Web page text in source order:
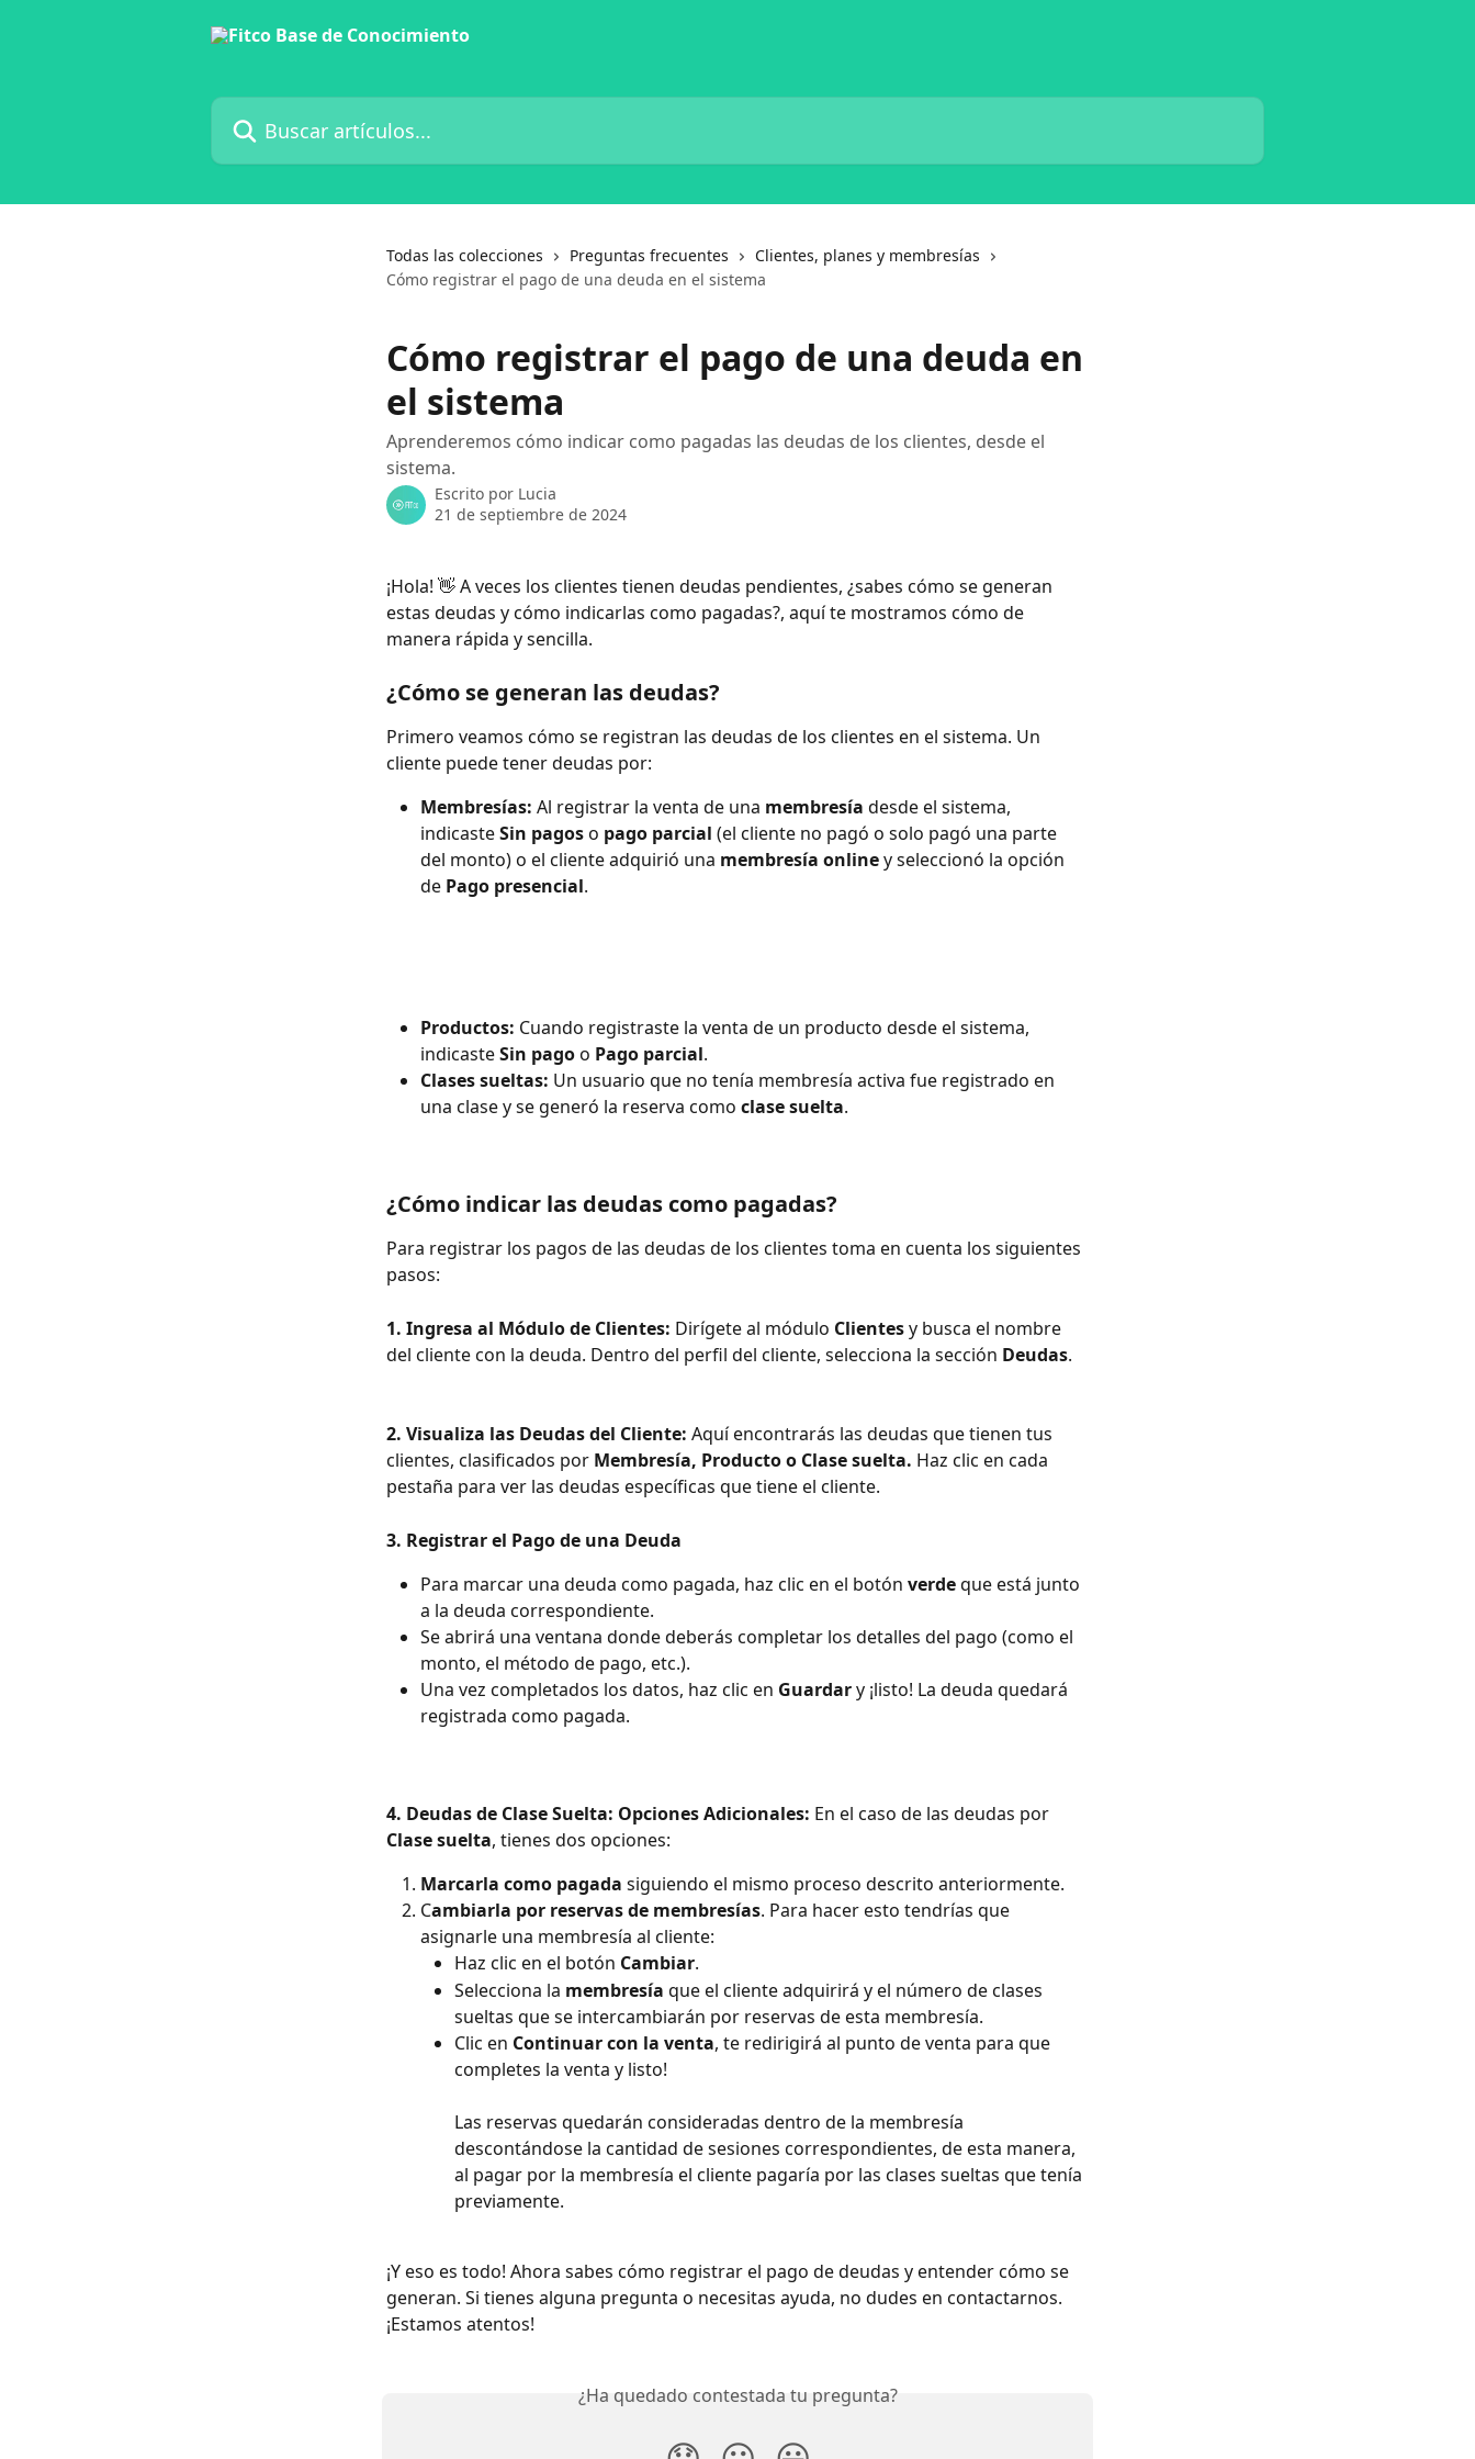
Buscar artículos...
Todas las colecciones Preguntas frecuentes
Clientes, planes y membresías
Cómo registrar el pago de una deuda en el sistema
Cómo registrar el pago de una deuda en
el sistema
Aprenderemos cómo indicar como pagadas las deudas de los clientes, desde el
sistema.
Escrito por Lucia
21 de septiembre de 2024
¡Hola! 👋 A veces los clientes tienen deudas pendientes, ¿sabes cómo se generan
estas deudas y cómo indicarlas como pagadas?, aquí te mostramos cómo de
manera rápida y sencilla.
¿Cómo se generan las deudas?
Primero veamos cómo se registran las deudas de los clientes en el sistema. Un
cliente puede tener deudas por:
Membresías: Al registrar la venta de una membresía desde el sistema,
indicaste Sin pagos o pago parcial (el cliente no pagó o solo pagó una parte
del monto) o el cliente adquirió una membresía online y seleccionó la opción
de Pago presencial.
Productos: Cuando registraste la venta de un producto desde el sistema,
indicaste Sin pago o Pago parcial.
Clases sueltas: Un usuario que no tenía membresía activa fue registrado en
una clase y se generó la reserva como clase suelta.
¿Cómo indicar las deudas como pagadas?
Para registrar los pagos de las deudas de los clientes toma en cuenta los siguientes
pasos:
1. Ingresa al Módulo de Clientes: Dirígete al módulo Clientes y busca el nombre
del cliente con la deuda. Dentro del perfil del cliente, selecciona la sección Deudas.
2. Visualiza las Deudas del Cliente: Aquí encontrarás las deudas que tienen tus
clientes, clasificados por Membresía, Producto o Clase suelta. Haz clic en cada
pestaña para ver las deudas específicas que tiene el cliente.
3. Registrar el Pago de una Deuda
Para marcar una deuda como pagada, haz clic en el botón verde que está junto
a la deuda correspondiente.
Se abrirá una ventana donde deberás completar los detalles del pago (como el
monto, el método de pago, etc.).
Una vez completados los datos, haz clic en Guardar y ¡listo! La deuda quedará
registrada como pagada.
4. Deudas de Clase Suelta: Opciones Adicionales: En el caso de las deudas por
Clase suelta, tienes dos opciones:
Marcarla como pagada siguiendo el mismo proceso descrito anteriormente.
Cambiarla por reservas de membresías. Para hacer esto tendrías que
asignarle una membresía al cliente:
Haz clic en el botón Cambiar.
Selecciona la membresía que el cliente adquirirá y el número de clases
sueltas que se intercambiarán por reservas de esta membresía.
Clic en Continuar con la venta, te redirigirá al punto de venta para que
completes la venta y listo!
Las reservas quedarán consideradas dentro de la membresía
descontándose la cantidad de sesiones correspondientes, de esta manera,
al pagar por la membresía el cliente pagaría por las clases sueltas que tenía
previamente.
¡Y eso es todo! Ahora sabes cómo registrar el pago de deudas y entender cómo se
generan. Si tienes alguna pregunta o necesitas ayuda, no dudes en contactarnos.
¡Estamos atentos!
¿Ha quedado contestada tu pregunta?